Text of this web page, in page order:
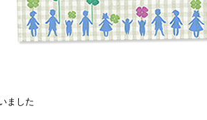
ました